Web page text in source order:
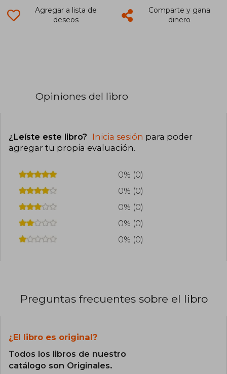
Agregar a lista de
deseos
Comparte y gana
dinero
Opiniones del libro
¿Leíste este libro? Inicia sesión para poder
agregar tu propia evaluación.
0% (0)
0% (0)
0% (0)
0% (0)
0% (0)
Preguntas frecuentes sobre el libro
¿El libro es original?
Todos los libros de nuestro
catálogo son Originales.